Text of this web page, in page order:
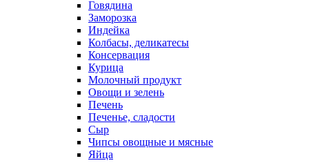
Говядина
Заморозка
Индейка
Колбасы, деликатесы
Консервация
Курица
Молочный продукт
Овощи и зелень
Печень
Печенье, сладости
Сыр
Чипсы овощные и мясные
Яйца